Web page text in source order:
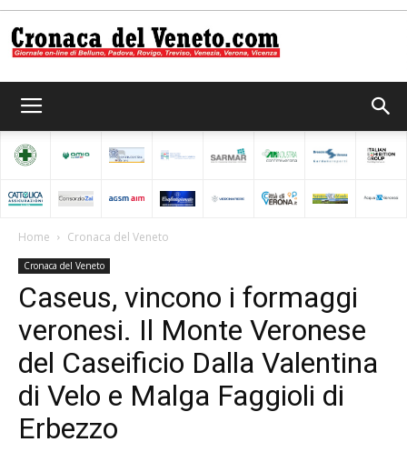
del
Home Cronaca del Veneto
Cronaca del Veneto
Caseus, vincono i formaggi
veronesi. Il Monte Veronese
del Caseificio Dalla Valentina
di Velo e Malga Faggioli di
Erbezzo